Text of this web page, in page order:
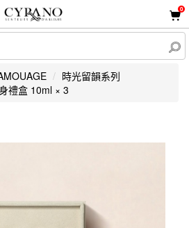
0
時光留韻系列
禮盒 10ml × 3